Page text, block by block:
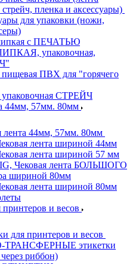
пленка и аксессуары)
для упаковки (ножи,
с ПЕЧАТЬЮ
упаковочная,
ПВХ для "горячего
упаковочная СТРЕЙЧ
44мм, 57мм. 80мм
лента 44мм, 57мм. 80мм
лента шириной 44мм
лента шириной 57 мм
Чековая лента БОЛЬШОГО
шириной 80мм
лента шириной 80мм
и весов
для принтеров и весов
этикетки
риббон)